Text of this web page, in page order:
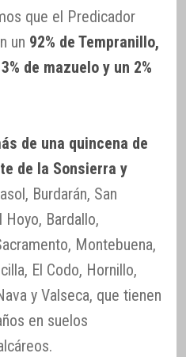
que el Predicador
un 92% de Tempranillo,
de mazuelo y un 2%
de una quincena de
de la Sonsierra y
Burdarán, San
Hoyo, Bardallo,
Montebuena,
El Codo, Hornillo,
y Valseca, que tienen
en suelos